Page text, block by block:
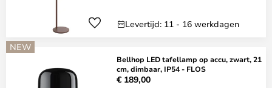
Levertijd: 11 - 16 werkdagen
NEW
Bellhop LED tafellamp op accu, zwart, 21
cm, dimbaar, IP54 - FLOS
€ 189,00